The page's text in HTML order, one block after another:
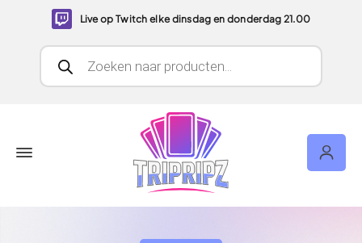
Live op Twitch elke dinsdag en donderdag 21.00
Producten zoeken